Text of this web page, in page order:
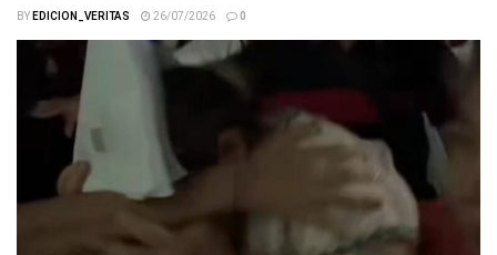
BYEDICION_VERITAS 26/07/2026 0